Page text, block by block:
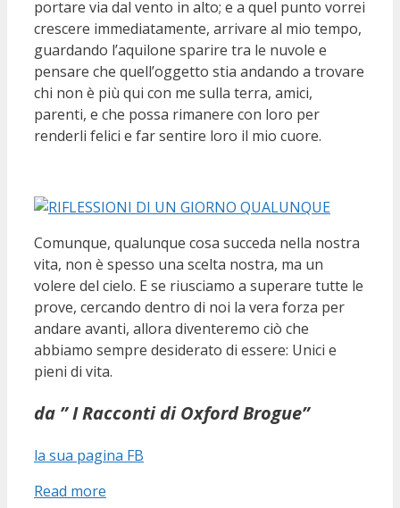
portare via dal vento in alto; e a quel punto vorrei
crescere immediatamente, arrivare al mio tempo,
guardando l’aquilone sparire tra le nuvole e
pensare che quell’oggetto stia andando a trovare
chi non è più qui con me sulla terra, amici,
parenti, e che possa rimanere con loro per
renderli felici e far sentire loro il mio cuore.
Comunque, qualunque cosa succeda nella nostra
vita, non è spesso una scelta nostra, ma un
volere del cielo. E se riusciamo a superare tutte le
prove, cercando dentro di noi la vera forza per
andare avanti, allora diventeremo ciò che
abbiamo sempre desiderato di essere: Unici e
pieni di vita.
da ” I Racconti di Oxford Brogue”
la sua pagina FB
Read more